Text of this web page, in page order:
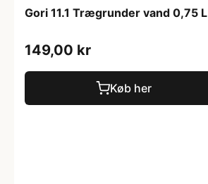
Gori 11.1 Trægrunder vand 0,75 L
149,00 kr
Køb her